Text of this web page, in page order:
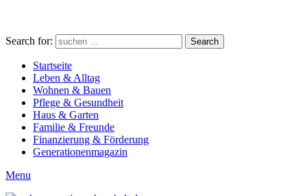
Search for: Search
Startseite
Leben & Alltag
Wohnen & Bauen
Pflege & Gesundheit
Haus & Garten
Familie & Freunde
Finanzierung & Förderung
Generationenmagazin
Menu